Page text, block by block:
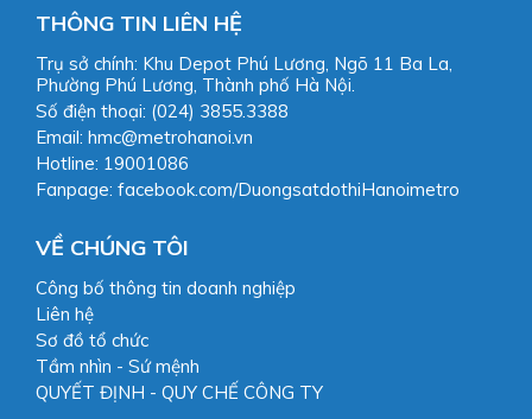
THÔNG TIN LIÊN HỆ
Trụ sở chính: Khu Depot Phú Lương, Ngõ 11 Ba La,
Phường Phú Lương, Thành phố Hà Nội.
Số điện thoại: (024) 3855.3388
Email: hmc@metrohanoi.vn
Hotline: 19001086
Fanpage: facebook.com/DuongsatdothiHanoimetro
VỀ CHÚNG TÔI
Công bố thông tin doanh nghiệp
Liên hệ
Sơ đồ tổ chức
Tầm nhìn - Sứ mệnh
QUYẾT ĐỊNH - QUY CHẾ CÔNG TY